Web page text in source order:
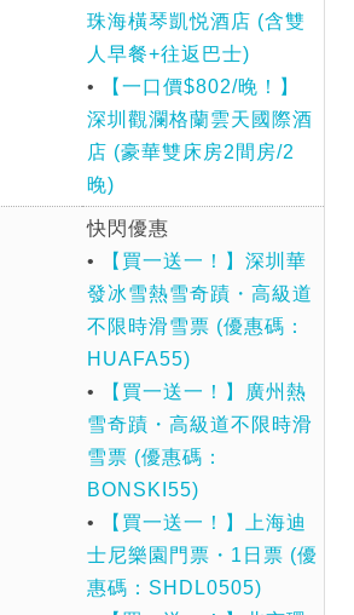
珠海橫琴凱悦酒店 (含雙
人早餐+往返巴士)
•
【一口價$802/晚！】
深圳觀瀾格蘭雲天國際酒
店 (豪華雙床房2間房/2
晚)
快閃優惠
•
【買一送一！】深圳華
發冰雪熱雪奇蹟・高級道
不限時滑雪票 (優惠碼：
HUAFA55)
•
【買一送一！】廣州熱
雪奇蹟・高級道不限時滑
雪票 (優惠碼：
BONSKI55)
•
【買一送一！】上海迪
士尼樂園門票・1日票 (優
惠碼：SHDL0505)